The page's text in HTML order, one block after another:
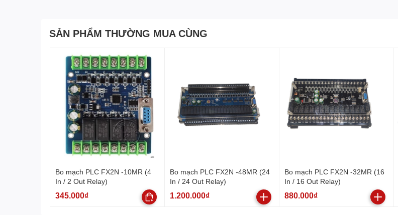
SẢN PHẨM THƯỜNG MUA CÙNG
Bo mạch PLC FX2N -10MR (4
In / 2 Out Relay)
345.000₫
Bo mạch PLC FX2N -48MR (24
In / 24 Out Relay)
1.200.000₫
Bo mạch PLC FX2N -32MR (16
In / 16 Out Relay)
880.000₫